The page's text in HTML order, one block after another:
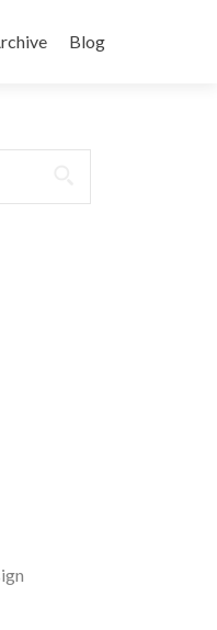
Blog